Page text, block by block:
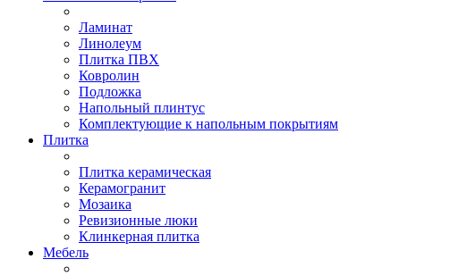
Ламинат
Линолеум
Плитка ПВХ
Ковролин
Подложка
Напольный плинтус
Комплектующие к напольным покрытиям
Плитка
Плитка керамическая
Керамогранит
Мозаика
Ревизионные люки
Клинкерная плитка
Мебель